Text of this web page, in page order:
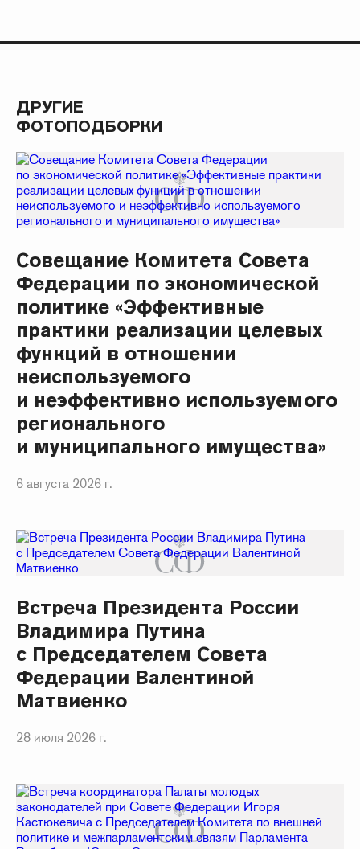
ДРУГИЕ
ФОТОПОДБОРКИ
Совещание Комитета Совета
Федерации по экономической
политике «Эффективные
практики реализации целевых
функций в отношении
неиспользуемого
и неэффективно используемого
регионального
и муниципального имущества»
6 августа 2026 г.
Встреча Президента России
Владимира Путина
с Председателем Совета
Федерации Валентиной
Матвиенко
28 июля 2026 г.